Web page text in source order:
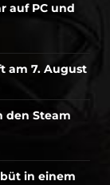
auf PC und
am 7. August
den Steam
in einem